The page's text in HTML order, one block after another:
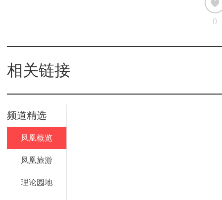
0
相关链接
频道精选
凤凰概览
凤凰旅游
理论园地